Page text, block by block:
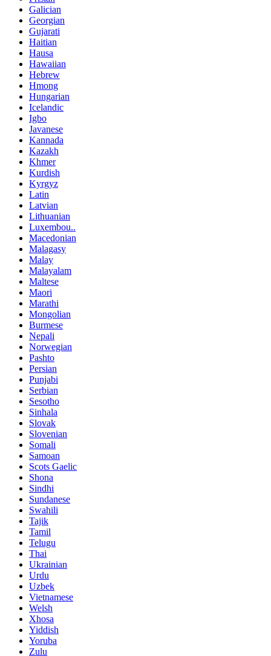
Galician
Georgian
Gujarati
Haitian
Hausa
Hawaiian
Hebrew
Hmong
Hungarian
Icelandic
Igbo
Javanese
Kannada
Kazakh
Khmer
Kurdish
Kyrgyz
Latin
Latvian
Lithuanian
Luxembou..
Macedonian
Malagasy
Malay
Malayalam
Maltese
Maori
Marathi
Mongolian
Burmese
Nepali
Norwegian
Pashto
Persian
Punjabi
Serbian
Sesotho
Sinhala
Slovak
Slovenian
Somali
Samoan
Scots Gaelic
Shona
Sindhi
Sundanese
Swahili
Tajik
Tamil
Telugu
Thai
Ukrainian
Urdu
Uzbek
Vietnamese
Welsh
Xhosa
Yiddish
Yoruba
Zulu